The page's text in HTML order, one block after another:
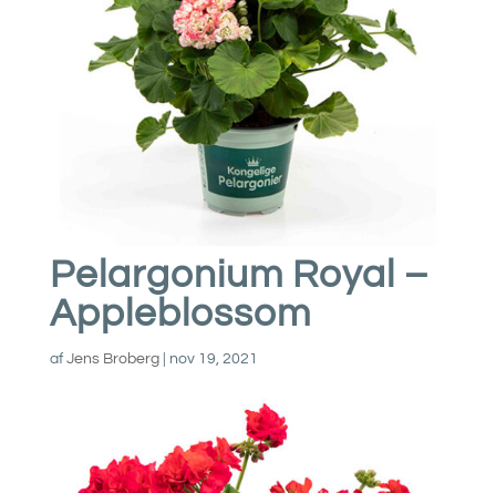
Pelargonium Royal –
Appleblossom
af Jens Broberg| nov 19, 2021